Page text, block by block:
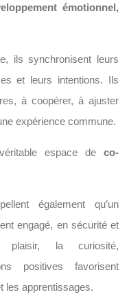
émotionnel,
ils synchronisent leurs
et leurs intentions. Ils
à coopérer, à ajuster
expérience commune.
espace de co-
également qu’un
engagé, en sécurité et
plaisir, la curiosité,
positives favorisent
les apprentissages.